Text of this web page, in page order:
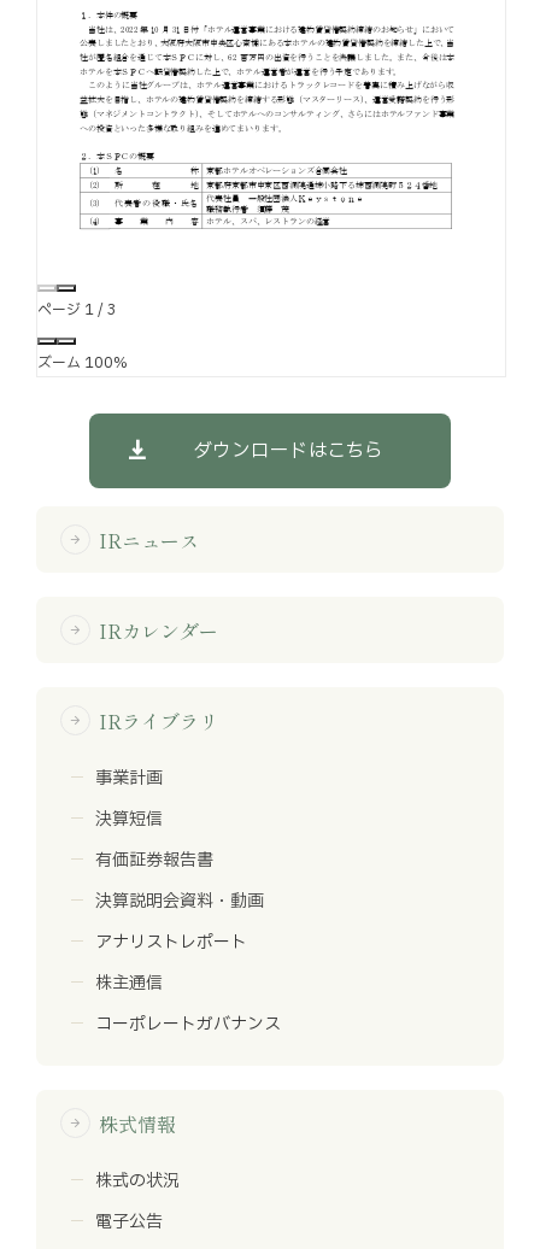
ページ 1/3
ズーム 100%
ダウンロードはこちら
arrow_forward IRニュース
arrow_forward IRカレンダー
arrow_forward IRライブラリ
事業計画
決算短信
有価証券報告書
決算説明会資料・動画
アナリストレポート
株主通信
コーポレートガバナンス
arrow_forward 株式情報
株式の状況
電子公告